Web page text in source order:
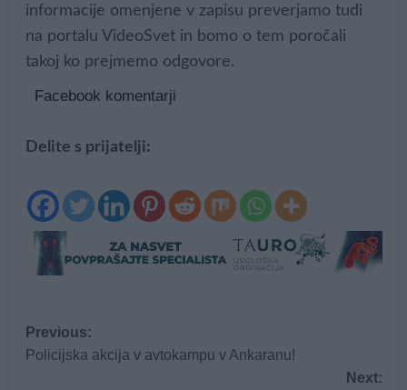
informacije omenjene v zapisu preverjamo tudi
na portalu VideoSvet in bomo o tem poročali
takoj ko prejmemo odgovore.
Facebook komentarji
Delite s prijatelji:
Post
navigation
Previous:
Policijska akcija v avtokampu v Ankaranu!
Next: